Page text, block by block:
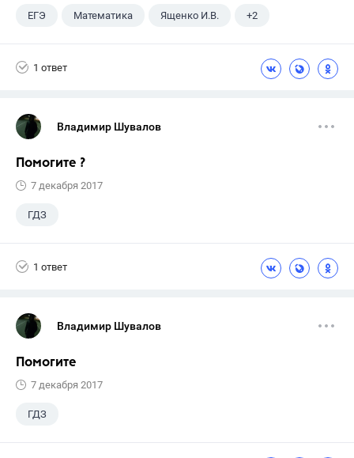
ЕГЭ Математика Ященко И.В. +2
1 ответ
Владимир Шувалов
Помогите ?
7 декабря 2017
ГДЗ
1 ответ
Владимир Шувалов
Помогите
7 декабря 2017
ГДЗ